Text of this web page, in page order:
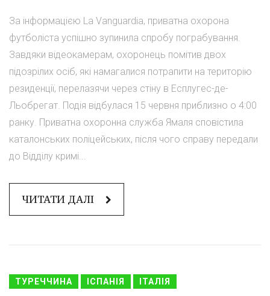
За інформацією La Vanguardia, приватна охорона
футболіста успішно зупинила спробу пограбування.
Завдяки відеокамерам, охоронець помітив двох
підозрілих осіб, які намагалися потрапити на територію
резиденції, перелазячи через стіну в Есплугес-де-
Льобрегат. Подія відбулася 15 червня приблизно о 4:00
ранку. Приватна охоронна служба Ямаля сповістила
каталонських поліцейських, після чого справу передали
до Відділу кримі...
ЧИТАТИ ДАЛІ
ТУРЕЧЧИНА ІСПАНІЯ ІТАЛІЯ